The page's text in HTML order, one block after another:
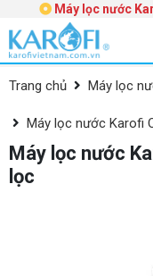
Máy lọc nước
Trang chủ Máy lọc
Máy lọc nước Karofi
Máy lọc nước
lọc